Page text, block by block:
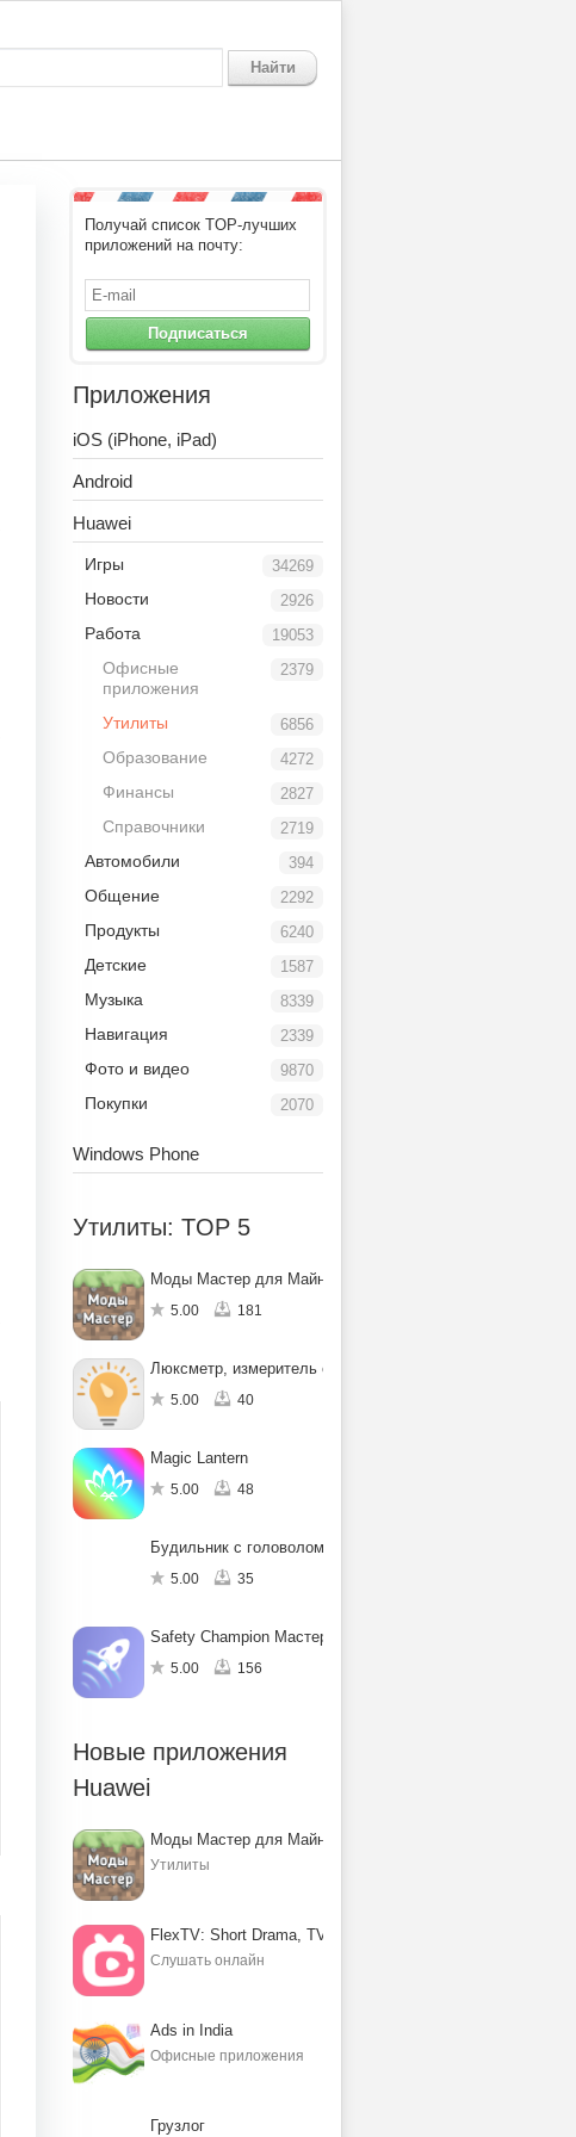
Найти
Получай список TOP-лучших
приложений на почту:
Подписаться
Приложения
iOS (iPhone, iPad)
Android
Huawei
34269
Игры
2926
Новости
19053
Работа
2379
Офисные
приложения
6856
Утилиты
4272
Образование
2827
Финансы
2719
Справочники
394
Автомобили
2292
Общение
6240
Продукты
1587
Детские
8339
Музыка
2339
Навигация
9870
Фото и видео
2070
Покупки
Windows Phone
Утилиты: TOP 5
Моды Мастер для Майнкрафт ПЕ
5.00 181
Люксметр, измеритель освещенности
5.00 40
Magic Lantern
5.00 48
Будильник с головоломкой
5.00 35
Safety Champion Мастер защиты
5.00 156
Новые приложения
Huawei
Моды Мастер для Майнкрафт ПЕ
Утилиты
FlexTV: Short Drama, TV, Reels
Слушать онлайн
Ads in India
Офисные приложения
Грузлог